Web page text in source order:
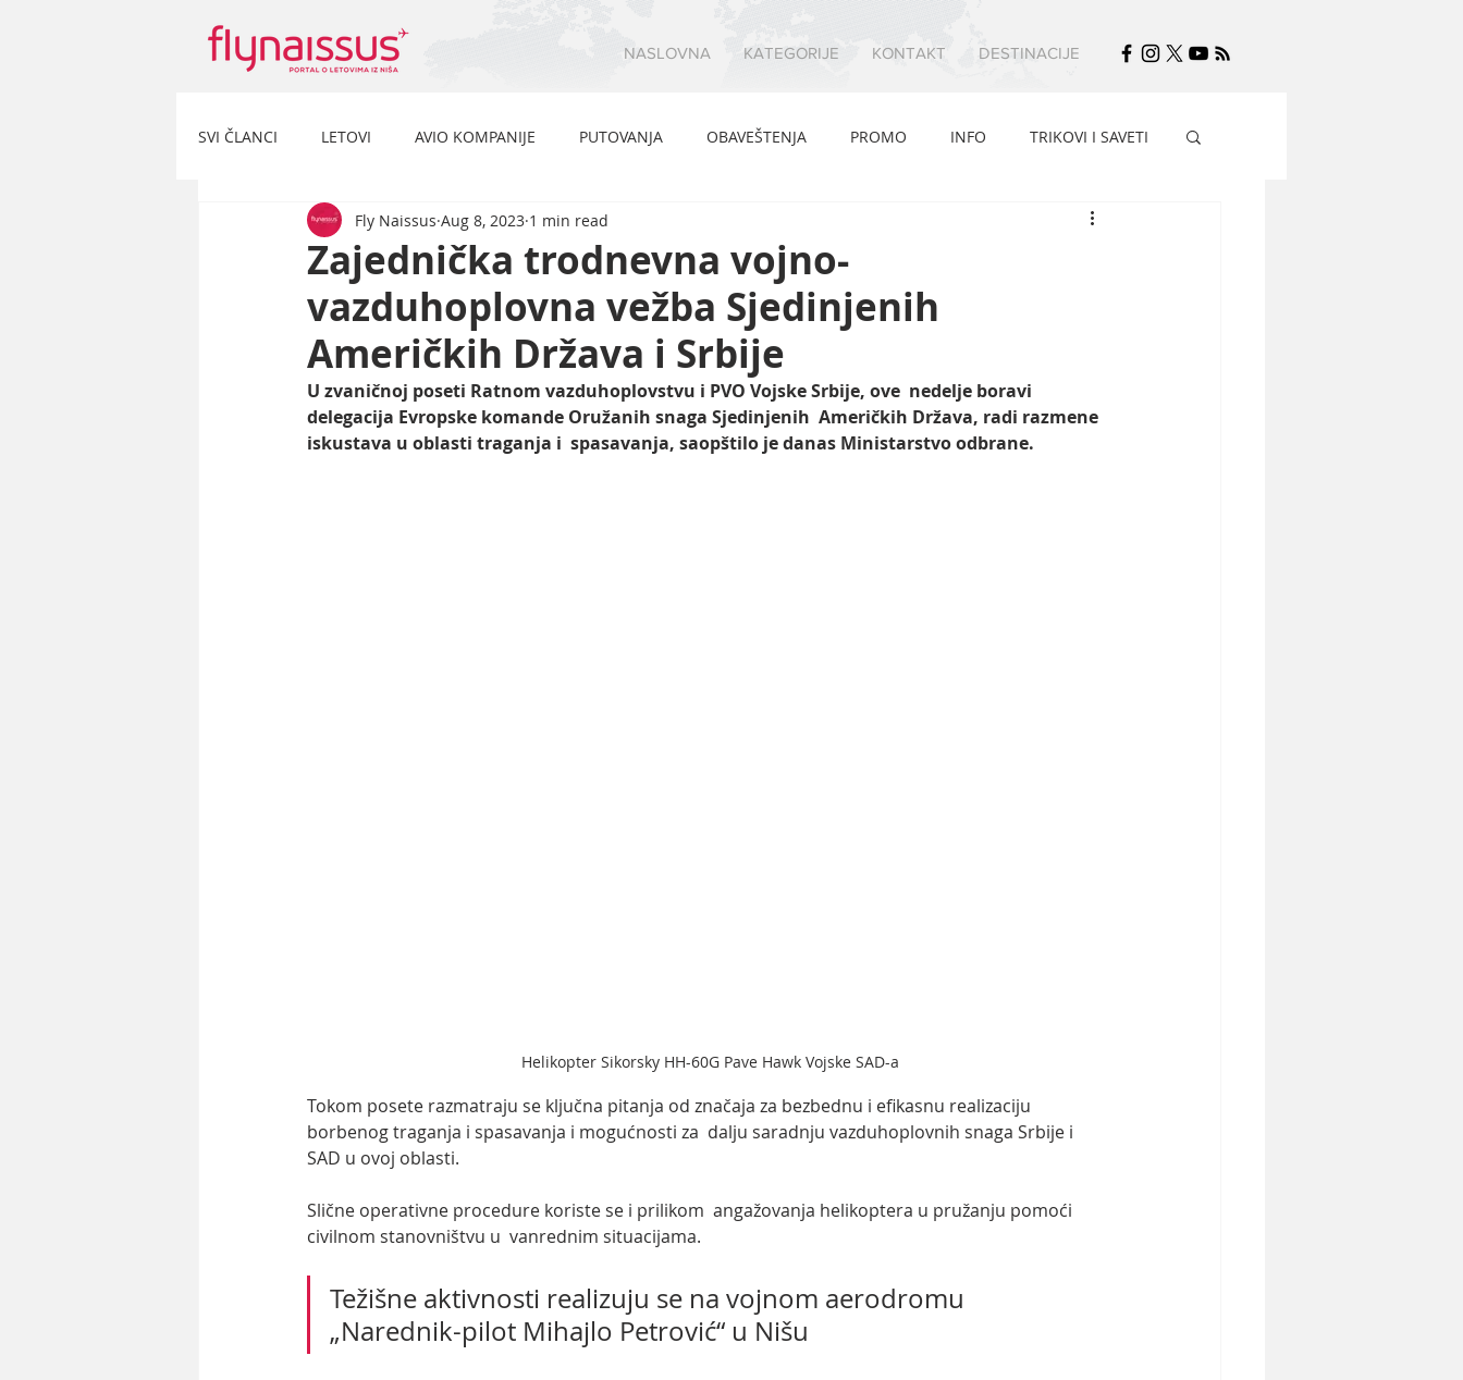
NASLOVNA KATEGORIJE KONTAKT DESTINACIJE
SVI ČLANCI LETOVI AVIO KOMPANIJE PUTOVANJA OBAVEŠTENJA PROMO INFO TRIKOVI I SAVETI
Zajednička trodnevna vojno-
vazduhoplovna vežba Sjedinjenih
Američkih Država i Srbije
Fly Naissus Aug 8, 2023 1 min read
U zvaničnoj poseti Ratnom vazduhoplovstvu i PVO Vojske Srbije, ove  nedelje boravi
delegacija Evropske komande Oružanih snaga Sjedinjenih  Američkih Država, radi razmene
iskustava u oblasti traganja i  spasavanja, saopštilo je danas Ministarstvo odbrane.
Helikopter Sikorsky HH-60G Pave Hawk Vojske SAD-a
Tokom posete razmatraju se ključna pitanja od značaja za bezbednu i efikasnu realizaciju
borbenog traganja i spasavanja i mogućnosti za  dalju saradnju vazduhoplovnih snaga Srbije i
SAD u ovoj oblasti.
Slične operativne procedure koriste se i prilikom  angažovanja helikoptera u pružanju pomoći
civilnom stanovništvu u  vanrednim situacijama.
Težišne aktivnosti realizuju se na vojnom aerodromu
„Narednik-pilot Mihajlo Petrović“ u Nišu